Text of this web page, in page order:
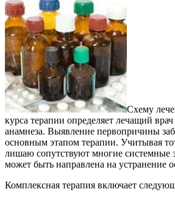
Схему
курса терапии определяет лечащий
анамнеза. Выявление первопричины
основным этапом терапии. Учитывая
лишаю сопутствуют многие системные
может быть направлена на устранение
Комплексная терапия включает